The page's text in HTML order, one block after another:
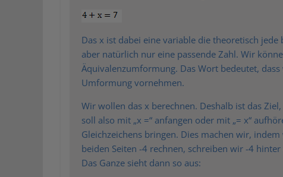
Das x ist dabei eine variable die theoretisch
aber natürlich nur eine passende Zahl. Wir
Äquivalenzumformung. Das Wort bedeutet,
Umformung vornehmen.
Wir wollen das x berechnen. Deshalb ist das
soll also mit „x =“ anfangen oder mit „= x“
Gleichzeichens bringen. Dies machen wir,
beiden Seiten -4 rechnen, schreiben wir -4
Das Ganze sieht dann so aus: